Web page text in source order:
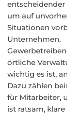
um auf
Situationen
Unternehmen,
örtliche
wichtig es ist,
Dazu zählen
für Mitarbeiter,
ist ratsam,